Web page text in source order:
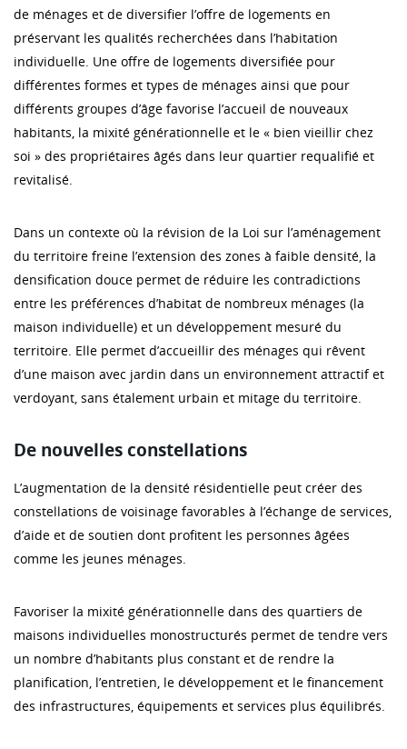
de ménages et de diversifier l’offre de logements en
préservant les qualités recherchées dans l’habitation
individuelle. Une offre de logements diversifiée pour
différentes formes et types de ménages ainsi que pour
différents groupes d’âge favorise l’accueil de nouveaux
habitants, la mixité générationnelle et le « bien vieillir chez
soi » des propriétaires âgés dans leur quartier requalifié et
revitalisé.
Dans un contexte où la révision de la Loi sur l’aménagement
du territoire freine l’extension des zones à faible densité, la
densification douce permet de réduire les contradictions
entre les préférences d’habitat de nombreux ménages (la
maison individuelle) et un développement mesuré du
territoire. Elle permet d’accueillir des ménages qui rêvent
d’une maison avec jardin dans un environnement attractif et
verdoyant, sans étalement urbain et mitage du territoire.
De nouvelles constellations
L’augmentation de la densité résidentielle peut créer des
constellations de voisinage favorables à l’échange de services,
d’aide et de soutien dont profitent les personnes âgées
comme les jeunes ménages.
Favoriser la mixité générationnelle dans des quartiers de
maisons individuelles monostructurés permet de tendre vers
un nombre d’habitants plus constant et de rendre la
planification, l’entretien, le développement et le financement
des infrastructures, équipements et services plus équilibrés.